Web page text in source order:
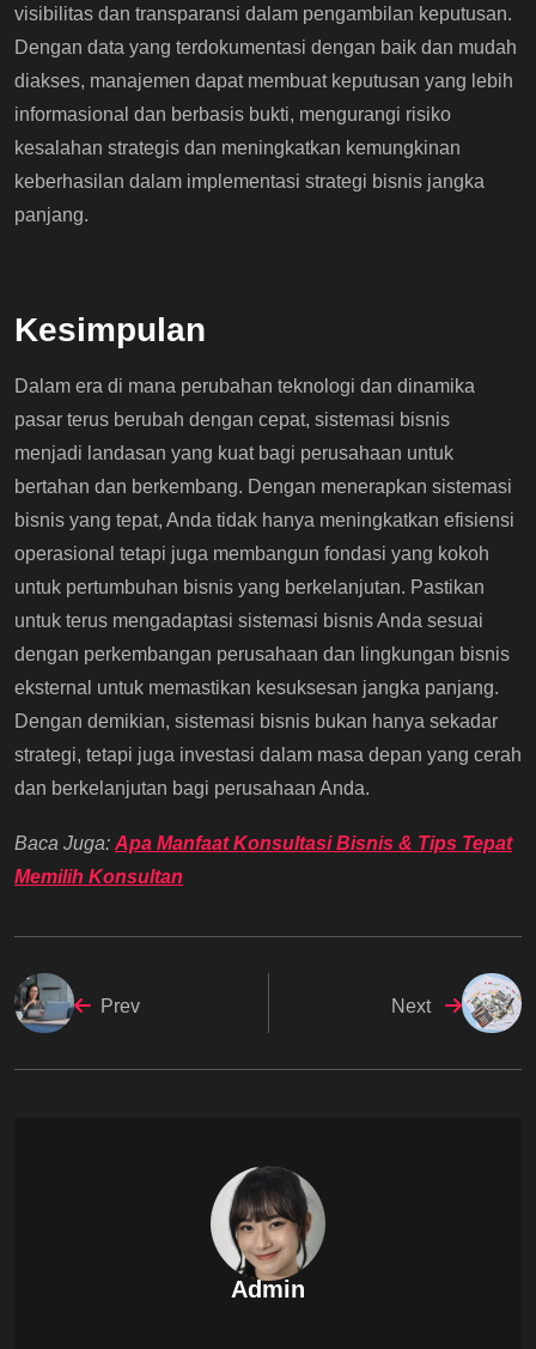
visibilitas dan transparansi dalam pengambilan keputusan.
Dengan data yang terdokumentasi dengan baik dan mudah
diakses, manajemen dapat membuat keputusan yang lebih
informasional dan berbasis bukti, mengurangi risiko
kesalahan strategis dan meningkatkan kemungkinan
keberhasilan dalam implementasi strategi bisnis jangka
panjang.
Kesimpulan
Dalam era di mana perubahan teknologi dan dinamika
pasar terus berubah dengan cepat, sistemasi bisnis
menjadi landasan yang kuat bagi perusahaan untuk
bertahan dan berkembang. Dengan menerapkan sistemasi
bisnis yang tepat, Anda tidak hanya meningkatkan efisiensi
operasional tetapi juga membangun fondasi yang kokoh
untuk pertumbuhan bisnis yang berkelanjutan. Pastikan
untuk terus mengadaptasi sistemasi bisnis Anda sesuai
dengan perkembangan perusahaan dan lingkungan bisnis
eksternal untuk memastikan kesuksesan jangka panjang.
Dengan demikian, sistemasi bisnis bukan hanya sekadar
strategi, tetapi juga investasi dalam masa depan yang cerah
dan berkelanjutan bagi perusahaan Anda.
Baca Juga: Apa Manfaat Konsultasi Bisnis & Tips Tepat
Memilih Konsultan
Prev Next
Admin